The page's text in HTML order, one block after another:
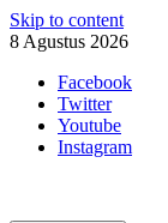
Skip to content
8 Agustus 2026
Facebook
Twitter
Youtube
Instagram